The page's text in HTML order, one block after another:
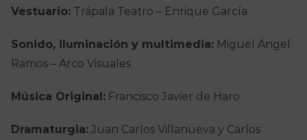
Vestuario:Trápala Teatro – Enrique García
Sonido, iluminación y multimedia:Miguel Ángel
Ramos – Arco Visuales
Música Original:Francisco Javier de Haro
Dramaturgia:Juan Carlos Villanueva y Carlos